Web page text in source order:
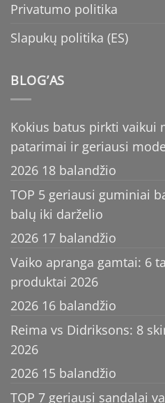
Privatumo politika
Slapukų politika (ES)
BLOG’AS
Kokius batus pirkti vaikui
patarimai ir geriausi
2026 18 balandžio
TOP 5 geriausi guminiai
balų iki darželio
2026 17 balandžio
Vaiko apranga gamtai: 6
produktai 2026
2026 16 balandžio
Reima vs Didriksons: 8
2026
2026 15 balandžio
TOP 7 geriausi sandalai